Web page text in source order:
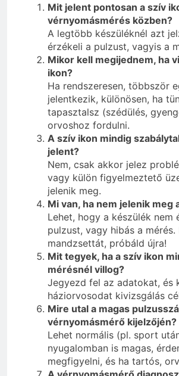
Mit jelent pontosan a szív
vérnyomásmérés közben?
A legtöbb készüléknél azt
érzékeli a pulzust, vagyis a
Mikor kell megijednem, ha
ikon?
Ha rendszeresen, többször
jelentkezik, különösen, ha
tapasztalsz (szédülés,
orvoshoz fordulni.
A szív ikon mindig
jelent?
Nem, csak akkor jelez
vagy külön figyelmeztető
jelenik meg.
Mi van, ha nem jelenik meg
Lehet, hogy a készülék nem
pulzust, vagy hibás a mérés.
mandzsettát, próbáld újra!
Mit tegyek, ha a szív ikon
mérésnél villog?
Jegyezd fel az adatokat, és
háziorvosodat kivizsgálás
Mire utal a magas
vérnyomásmérő kijelzőjén?
Lehet normális (pl. sport
nyugalomban is magas,
megfigyelni, és ha tartós,